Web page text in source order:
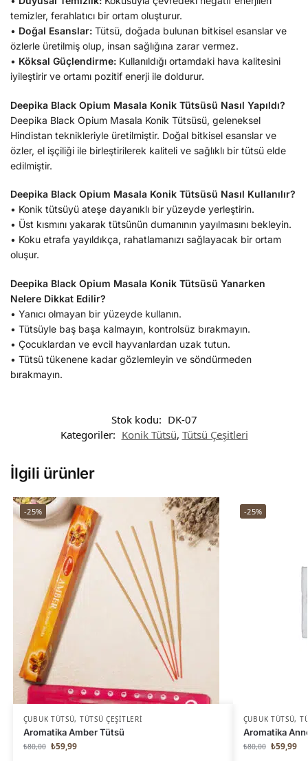
temizler, ferahlatıcı bir ortam oluşturur.
• Doğal Esanslar: Tütsü, doğada bulunan bitkisel esanslar ve
özlerle üretilmiş olup, insan sağlığına zarar vermez.
• Köksal Güçlendirme: Kullanıldığı ortamdaki hava kalitesini
iyileştirir ve ortamı pozitif enerji ile doldurur.
Deepika Black Opium Masala Konik Tütsüsü Nasıl Yapıldı?
Deepika Black Opium Masala Konik Tütsüsü, geleneksel
Hindistan teknikleriyle üretilmiştir. Doğal bitkisel esanslar ve
özler, el işçiliği ile birleştirilerek kaliteli ve sağlıklı bir tütsü elde
edilmiştir.
Deepika Black Opium Masala Konik Tütsüsü Nasıl Kullanılır?
• Konik tütsüyü ateşe dayanıklı bir yüzeyde yerleştirin.
• Üst kısmını yakarak tütsünün dumanının yayılmasını bekleyin.
• Koku etrafa yayıldıkça, rahatlamanızı sağlayacak bir ortam
oluşur.
Deepika Black Opium Masala Konik Tütsüsü Yanarken
Nelere Dikkat Edilir?
• Yanıcı olmayan bir yüzeyde kullanın.
• Tütsüyle baş başa kalmayın, kontrolsüz bırakmayın.
• Çocuklardan ve evcil hayvanlardan uzak tutun.
• Tütsü tükenene kadar gözlemleyin ve söndürmeden
bırakmayın.
Stok kodu: DK-07
Kategoriler: Konik Tütsü, Tütsü Çeşitleri
İlgili ürünler
-25%
ÇUBUK TÜTSÜ, TÜTSÜ ÇEŞITLERI
Aromatika Amber Tütsü
₺80,00 ₺59,99
-25%
ÇUBUK TÜTSÜ,
Aromatika
₺80,00 ₺59,99